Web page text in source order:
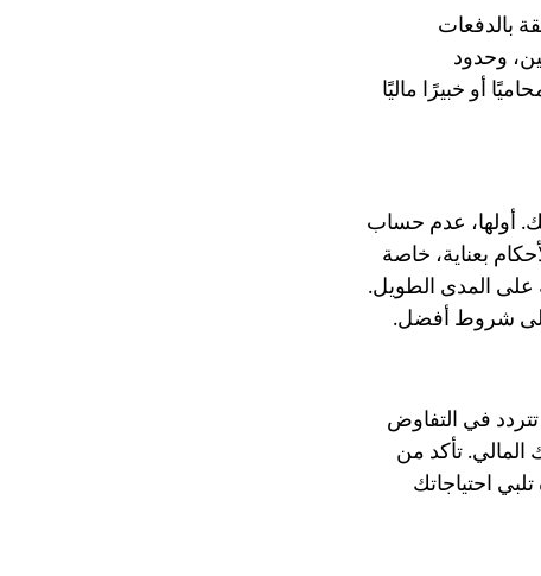
بالدفعات
وحدود
أو خبيرًا ماليًا
أولها، عدم حساب
بعناية، خاصة
على المدى الطويل.
على شروط أفضل.
في التفاوض
المالي. تأكد من
احتياجاتك